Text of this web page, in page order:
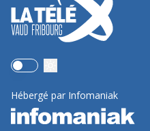
Use setting
Hébergé par Infomaniak